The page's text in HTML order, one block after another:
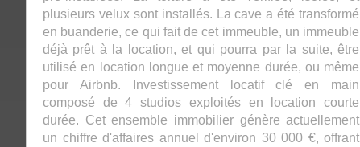
plusieurs velux sont installés. La cave a été transformé
en buanderie, ce qui fait de cet immeuble, un immeuble
déjà prêt à la location, et qui pourra par la suite, être
utilisé en location longue et moyenne durée, ou même
pour Airbnb. Investissement locatif clé en main
composé de 4 studios exploités en location courte
durée. Cet ensemble immobilier génère actuellement
un chiffre d'affaires annuel d'environ 30 000 €, offrant